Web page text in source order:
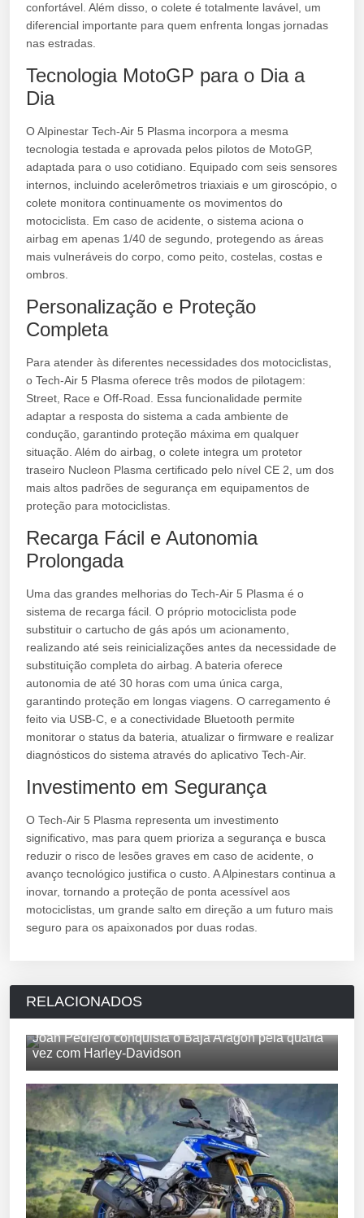
confortável. Além disso, o colete é totalmente lavável, um
diferencial importante para quem enfrenta longas jornadas
nas estradas.
Tecnologia MotoGP para o Dia a
Dia
O Alpinestar Tech-Air 5 Plasma incorpora a mesma
tecnologia testada e aprovada pelos pilotos de MotoGP,
adaptada para o uso cotidiano. Equipado com seis sensores
internos, incluindo acelerômetros triaxiais e um giroscópio, o
colete monitora continuamente os movimentos do
motociclista. Em caso de acidente, o sistema aciona o
airbag em apenas 1/40 de segundo, protegendo as áreas
mais vulneráveis do corpo, como peito, costelas, costas e
ombros.
Personalização e Proteção
Completa
Para atender às diferentes necessidades dos motociclistas,
o Tech-Air 5 Plasma oferece três modos de pilotagem:
Street, Race e Off-Road. Essa funcionalidade permite
adaptar a resposta do sistema a cada ambiente de
condução, garantindo proteção máxima em qualquer
situação. Além do airbag, o colete integra um protetor
traseiro Nucleon Plasma certificado pelo nível CE 2, um dos
mais altos padrões de segurança em equipamentos de
proteção para motociclistas.
Recarga Fácil e Autonomia
Prolongada
Uma das grandes melhorias do Tech-Air 5 Plasma é o
sistema de recarga fácil. O próprio motociclista pode
substituir o cartucho de gás após um acionamento,
realizando até seis reinicializações antes da necessidade de
substituição completa do airbag. A bateria oferece
autonomia de até 30 horas com uma única carga,
garantindo proteção em longas viagens. O carregamento é
feito via USB-C, e a conectividade Bluetooth permite
monitorar o status da bateria, atualizar o firmware e realizar
diagnósticos do sistema através do aplicativo Tech-Air.
Investimento em Segurança
O Tech-Air 5 Plasma representa um investimento
significativo, mas para quem prioriza a segurança e busca
reduzir o risco de lesões graves em caso de acidente, o
avanço tecnológico justifica o custo. A Alpinestars continua a
inovar, tornando a proteção de ponta acessível aos
motociclistas, um grande salto em direção a um futuro mais
seguro para os apaixonados por duas rodas.
RELACIONADOS
Joan Pedrero conquista o Baja Aragón pela quarta
vez com Harley-Davidson